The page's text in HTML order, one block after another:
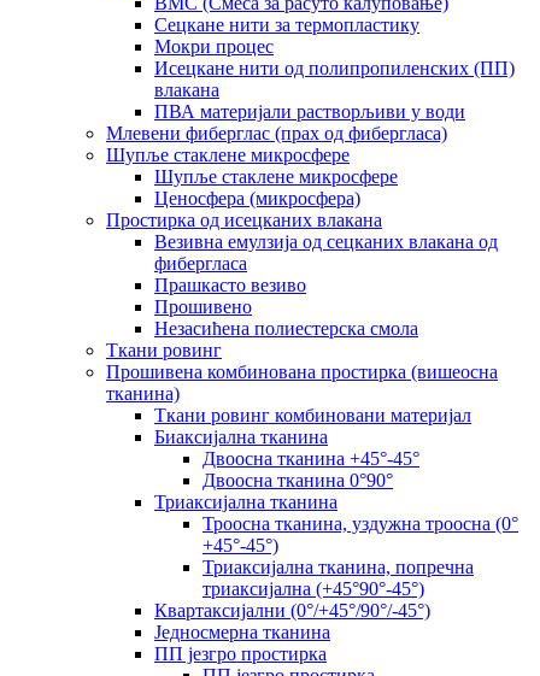
Сецкане нити за термопластику
Мокри процес
Исецкане нити од полипропиленских (ПП)
влакана
ПВА материјали растворљиви у води
Млевени фиберглас (прах од фибергласа)
Шупље стаклене микросфере
Шупље стаклене микросфере
Ценосфера (микросфера)
Простирка од исецканих влакана
Везивна емулзија од сецканих влакана од
фибергласа
Прашкасто везиво
Прошивено
Незасићена полиестерска смола
Ткани ровинг
Прошивена комбинована простирка (вишеосна
тканина)
Ткани ровинг комбиновани материјал
Биаксијална тканина
Двоосна тканина +45°-45°
Двоосна тканина 0°90°
Триаксијална тканина
Троосна тканина, уздужна троосна (0°
+45°-45°)
Триаксијална тканина, попречна
триаксијална (+45°90°-45°)
Квартаксијални (0°/+45°/90°/-45°)
Једносмерна тканина
ПП језгро простирка